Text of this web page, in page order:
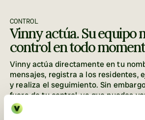
CONTROL
Vinny actúa. Su equipo
control en todo
Vinny actúa directamente en tu
mensajes, registra a los residentes,
y realiza el seguimiento. Sin
fuera de tu control, ya que puedes
modificar cualquier acción. Tú
cada envío queda registrado en la